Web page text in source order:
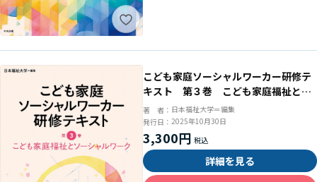
こども家庭ソーシャルワーカー研修テ
キスト 第３巻 こども家庭福祉とソ
ーシャルワーク
著 者： 日本福祉大学＝編集
発行日： 2025年10月30日
3,300円
詳細を見る